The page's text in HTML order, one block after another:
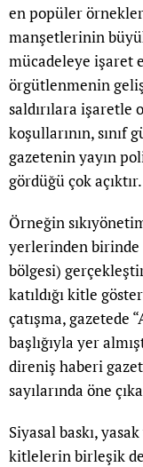
en popüler
manşetlerinin
mücadeleye işaret
örgütlenmenin
saldırılara
koşullarının,
gazetenin yayın
gördüğü çok açıktır.
Örneğin
yerlerinden birinde
bölgesi)
katıldığı kitle
çatışma, gazetede
başlığıyla yer
direniş haberi
sayılarında öne
Siyasal baskı,
kitlelerin birleşik